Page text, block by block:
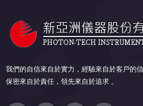
我們的自信來自於實力，經驗來自於客戶的信
保密來自於責任，領先來自於追求 。